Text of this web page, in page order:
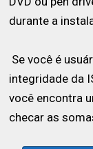
durante a
Se você é
integridade da
você encontra
checar as